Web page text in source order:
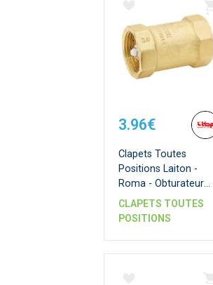
3.96€
Clapets Toutes
Positions Laiton -
Roma - Obturateur
Inox - Double Purge
CLAPETS TOUTES
POSITIONS